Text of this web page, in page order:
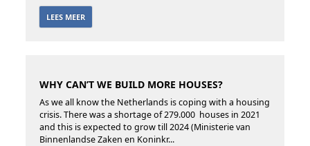
LEES MEER
WHY CAN’T WE BUILD MORE HOUSES?
As we all know the Netherlands is coping with a housing
crisis. There was a shortage of 279.000 houses in 2021
and this is expected to grow till 2024 ​(Ministerie van
Binnenlandse Zaken en Koninkr...